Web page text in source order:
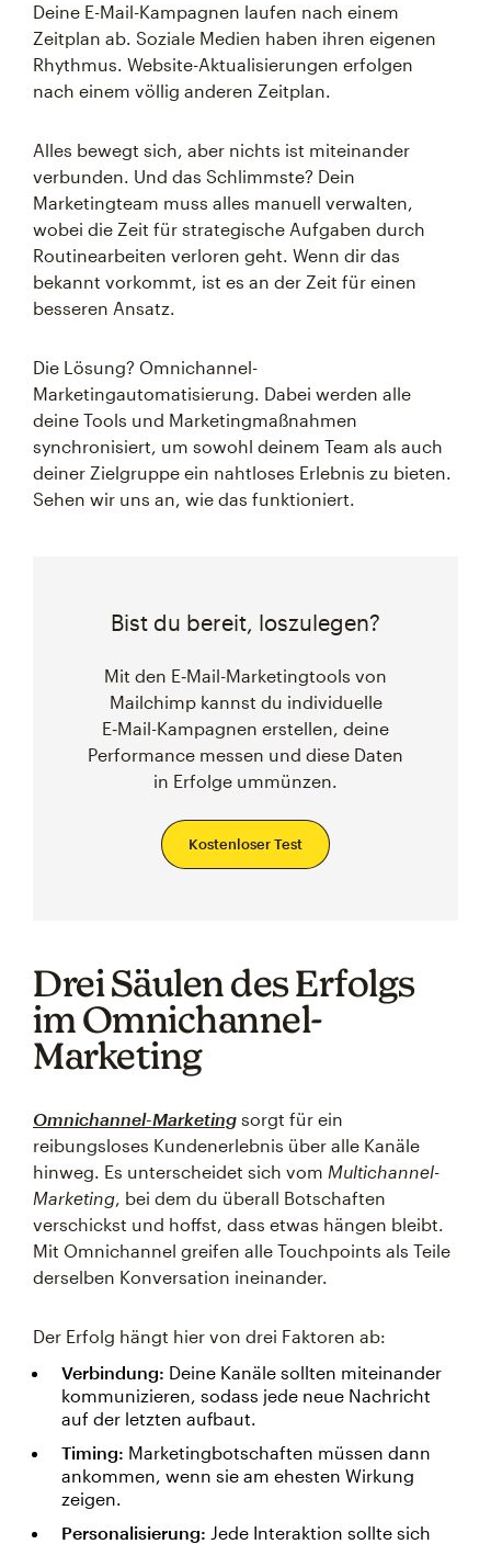
Deine E-Mail-Kampagnen laufen nach einem
Zeitplan ab. Soziale Medien haben ihren eigenen
Rhythmus. Website-Aktualisierungen erfolgen
nach einem völlig anderen Zeitplan.
Alles bewegt sich, aber nichts ist miteinander
verbunden. Und das Schlimmste? Dein
Marketingteam muss alles manuell verwalten,
wobei die Zeit für strategische Aufgaben durch
Routinearbeiten verloren geht. Wenn dir das
bekannt vorkommt, ist es an der Zeit für einen
besseren Ansatz.
Die Lösung? Omnichannel-
Marketingautomatisierung. Dabei werden alle
deine Tools und Marketingmaßnahmen
synchronisiert, um sowohl deinem Team als auch
deiner Zielgruppe ein nahtloses Erlebnis zu bieten.
Sehen wir uns an, wie das funktioniert.
Bist du bereit, loszulegen?
Mit den E‑Mail-Marketingtools von
Mailchimp kannst du individuelle
E‑Mail-Kampagnen erstellen, deine
Performance messen und diese Daten
in Erfolge ummünzen.
Kostenloser Test
Drei Säulen des Erfolgs
im Omnichannel-
Marketing
Omnichannel-Marketing sorgt für ein
reibungsloses Kundenerlebnis über alle Kanäle
hinweg. Es unterscheidet sich vom Multichannel-
Marketing, bei dem du überall Botschaften
verschickst und hoffst, dass etwas hängen bleibt.
Mit Omnichannel greifen alle Touchpoints als Teile
derselben Konversation ineinander.
Der Erfolg hängt hier von drei Faktoren ab:
Verbindung: Deine Kanäle sollten miteinander
kommunizieren, sodass jede neue Nachricht
auf der letzten aufbaut.
Timing: Marketingbotschaften müssen dann
ankommen, wenn sie am ehesten Wirkung
zeigen.
Personalisierung: Jede Interaktion sollte sich